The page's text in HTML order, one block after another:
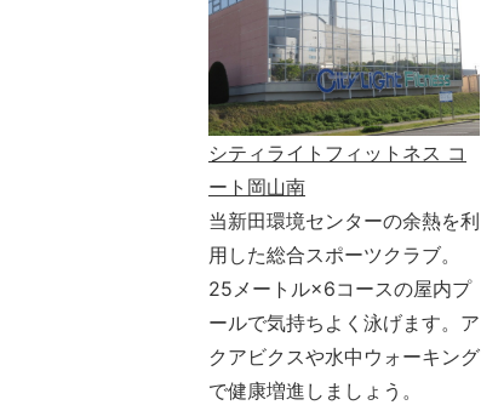
シティライトフィットネス コ
ート岡山南
当新田環境センターの余熱を利
用した総合スポーツクラブ。
25メートル×6コースの屋内プ
ールで気持ちよく泳げます。ア
クアビクスや水中ウォーキング
で健康増進しましょう。